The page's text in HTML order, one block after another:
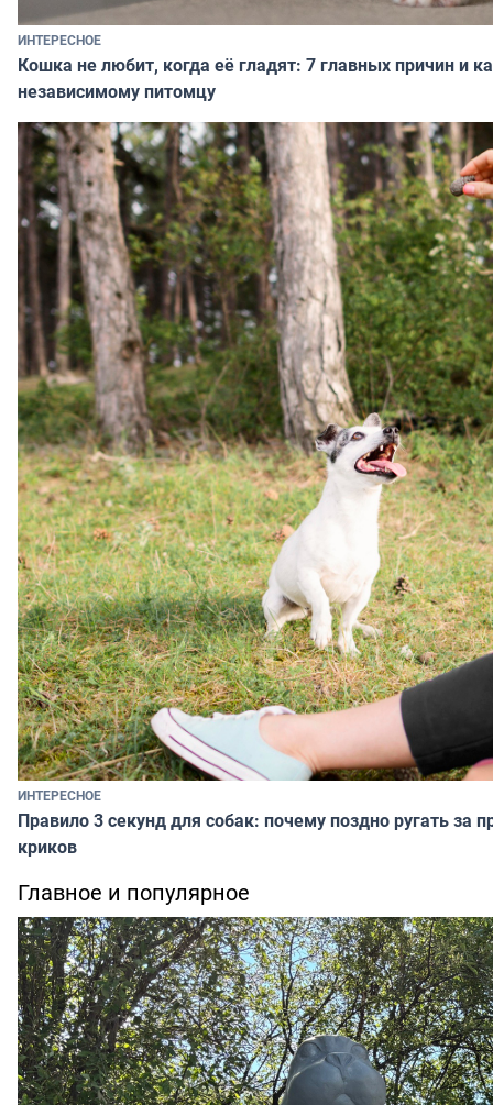
ИНТЕРЕСНОЕ
Кошка не любит, когда её гладят: 7 главных причин и
независимому питомцу
ИНТЕРЕСНОЕ
Правило 3 секунд для собак: почему поздно ругать за
криков
Главное и популярное